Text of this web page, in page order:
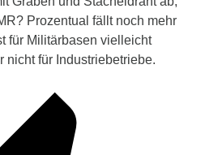
Prozentual fällt noch mehr
für Militärbasen vielleicht
nicht für Industriebetriebe.